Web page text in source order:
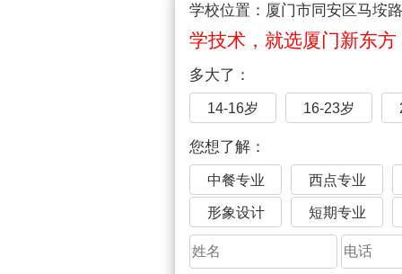
学校位置：厦门市同安区马垵
学技术，就选厦门新东方
多大了：
14-16岁 16-23岁
您想了解：
中餐专业 西点专业
形象设计 短期专业